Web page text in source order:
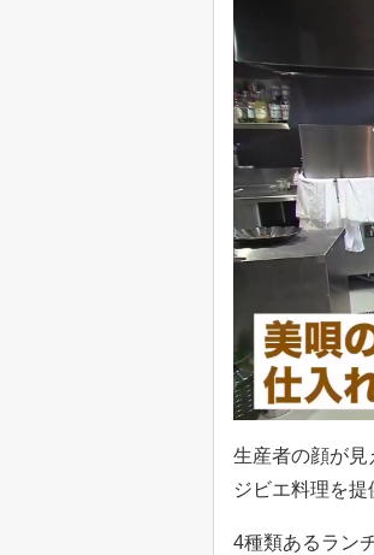
生産者の顔が
ジビエ料理を提
4種類あるラン